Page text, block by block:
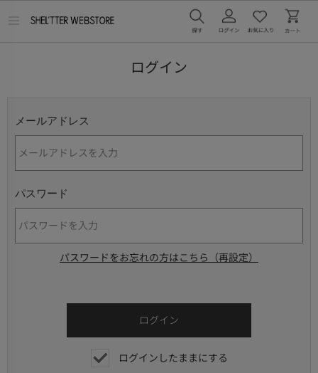
ログイン
メールアドレス
パスワード
パスワードをお忘れの方はこちら（再設定）
ログインしたままにする